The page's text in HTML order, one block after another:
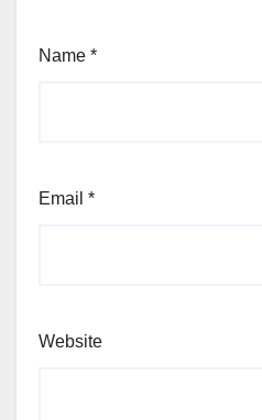
Name *
Email *
Website